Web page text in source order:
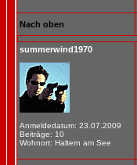
Nach oben
summerwind1970
Anmeldedatum: 23.07.2009
Beiträge: 10
Wohnort: Haltern am See